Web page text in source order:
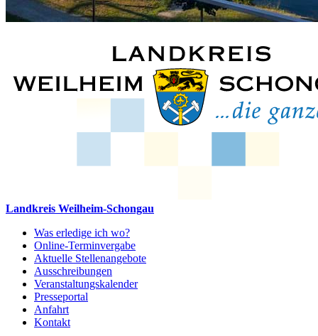
Landkreis Weilheim-Schongau
Was erledige ich wo?
Online-Terminvergabe
Aktuelle Stellenangebote
Ausschreibungen
Veranstaltungskalender
Presseportal
Anfahrt
Kontakt